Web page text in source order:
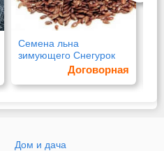
Семена льна
зимующего Снегурок
Договорная
Дом и дача